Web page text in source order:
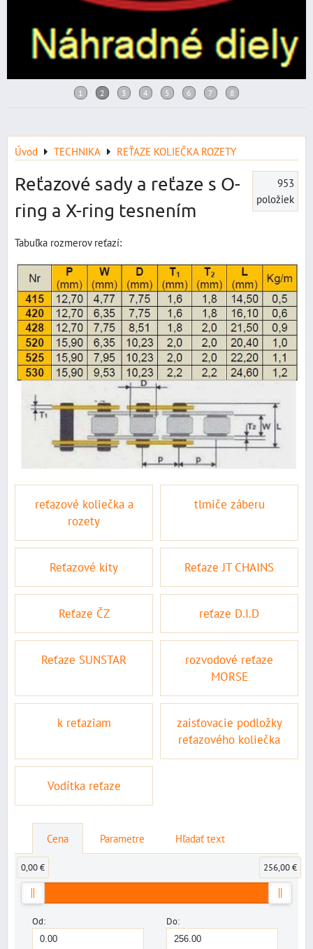
Úvod TECHNIKA REŤAZE KOLIEČKA ROZETY
Reťazové sady a reťaze s O-
ring a X-ring tesnením
953
položiek
Tabuľka rozmerov reťazí:
reťazové koliečka a
rozety
tlmiče záberu
Reťazové kity Reťaze JT CHAINS
Reťaze ČZ reťaze D.I.D
Reťaze SUNSTAR
rozvodové reťaze
MORSE
k reťaziam
zaisťovacie podložky
reťazového koliečka
Vodítka reťaze
Cena Parametre Hľadať text
Od: Do:
0,00 € 256,00 €